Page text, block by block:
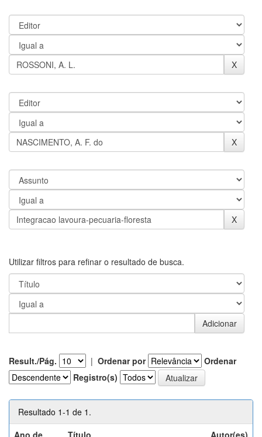
Utilizar filtros para refinar o resultado de busca.
Result./Pág. | Ordenar por
Ordenar
Registro(s)
Resultado 1-1 de 1.
Ano de
Título Autor(es)